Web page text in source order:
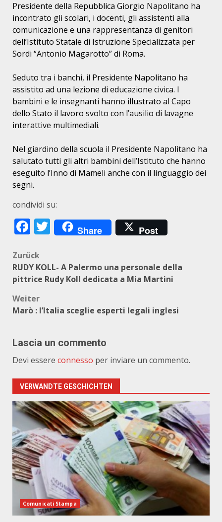
Presidente della Repubblica Giorgio Napolitano ha
incontrato gli scolari, i docenti, gli assistenti alla
comunicazione e una rappresentanza di genitori
dell’Istituto Statale di Istruzione Specializzata per
Sordi “Antonio Magarotto” di Roma.
Seduto tra i banchi, il Presidente Napolitano ha
assistito ad una lezione di educazione civica. I
bambini e le insegnanti hanno illustrato al Capo
dello Stato il lavoro svolto con l’ausilio di lavagne
interattive multimediali.
Nel giardino della scuola il Presidente Napolitano ha
salutato tutti gli altri bambini dell’Istituto che hanno
eseguito l’Inno di Mameli anche con il linguaggio dei
segni.
condividi su:
Facebook
Twitter
Share Post
Beitragsnavigation
Zurück
RUDY KOLL- A Palermo una personale della
pittrice Rudy Koll dedicata a Mia Martini
Weiter
Marò : l’Italia sceglie esperti legali inglesi
Lascia un commento
Devi essere connesso per inviare un commento.
VERWANDTE GESCHICHTEN
Comunicati Stampa